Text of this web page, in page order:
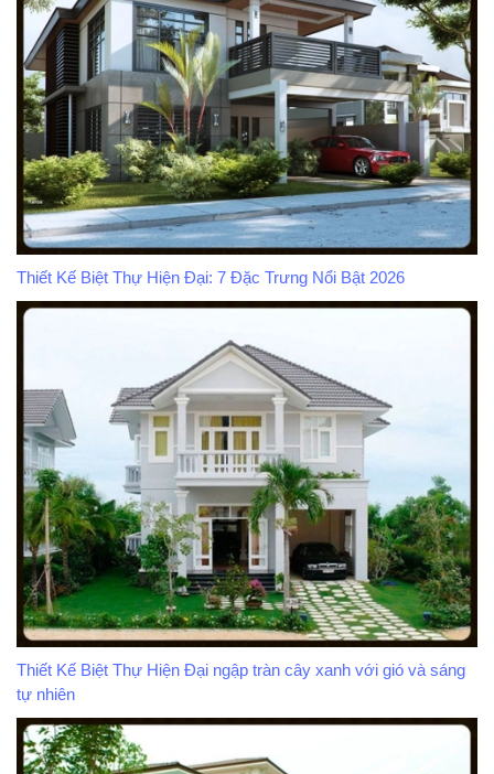
Thiết Kế Biệt Thự Hiện Đại: 7 Đặc Trưng Nổi Bật 2026
Thiết Kế Biệt Thự Hiện Đại ngập tràn cây xanh với gió và sáng
tự nhiên